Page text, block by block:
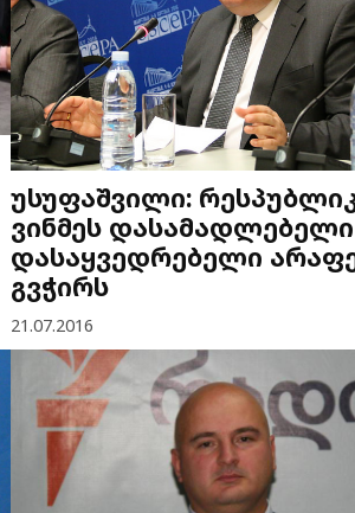
უსუფაშვილი:
ვინმეს
დასაყვედრებელი
გვჭირს
21.07.2016